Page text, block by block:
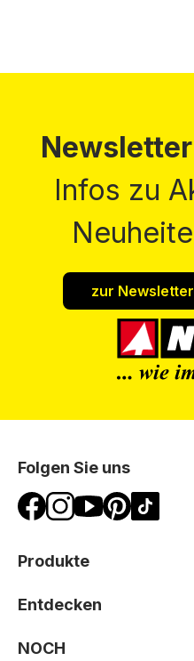
Infos zu
zur
Folgen Sie uns
Produkte
Entdecken
NOCH